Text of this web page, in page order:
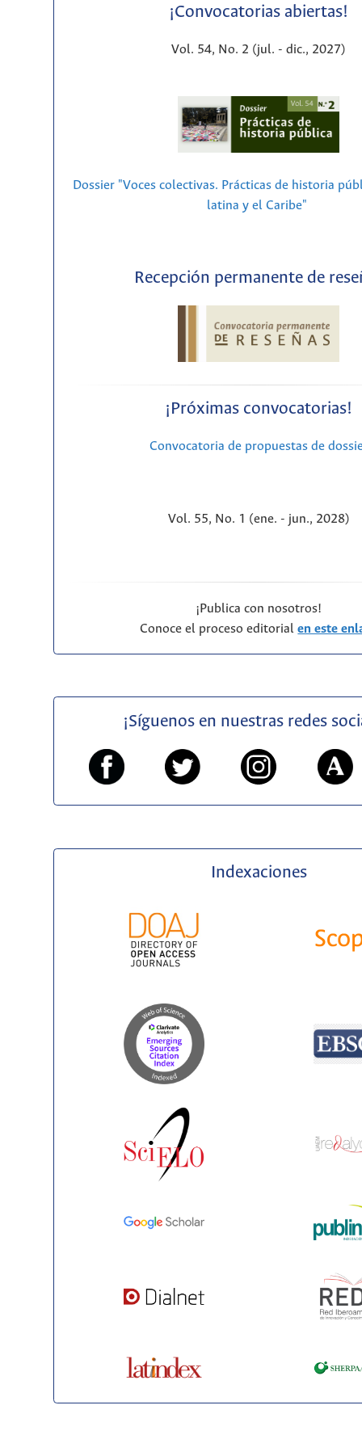
¡Convocatorias abiertas!
Vol. 54, No. 2 (jul. - dic., 2027)
Dossier "Voces colectivas. Prácticas de historia
latina y el Caribe"
Recepción permanente de
¡Próximas convocatorias!
Convocatoria de propuestas de
Vol. 55, No. 1 (ene. - jun., 2028)
¡Publica con nosotros!
Conoce el proceso editorialen este
¡Síguenos en nuestras redes
Indexaciones